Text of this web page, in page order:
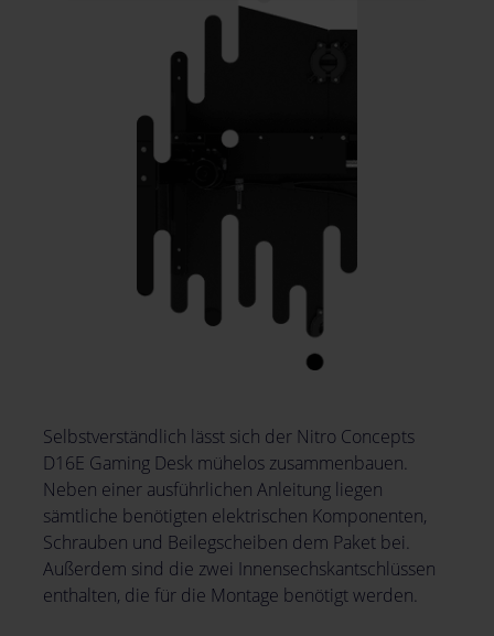
Selbstverständlich lässt sich der Nitro Concepts
D16E Gaming Desk mühelos zusammenbauen.
Neben einer ausführlichen Anleitung liegen
sämtliche benötigten elektrischen Komponenten,
Schrauben und Beilegscheiben dem Paket bei.
Außerdem sind die zwei Innensechskantschlüssen
enthalten, die für die Montage benötigt werden.